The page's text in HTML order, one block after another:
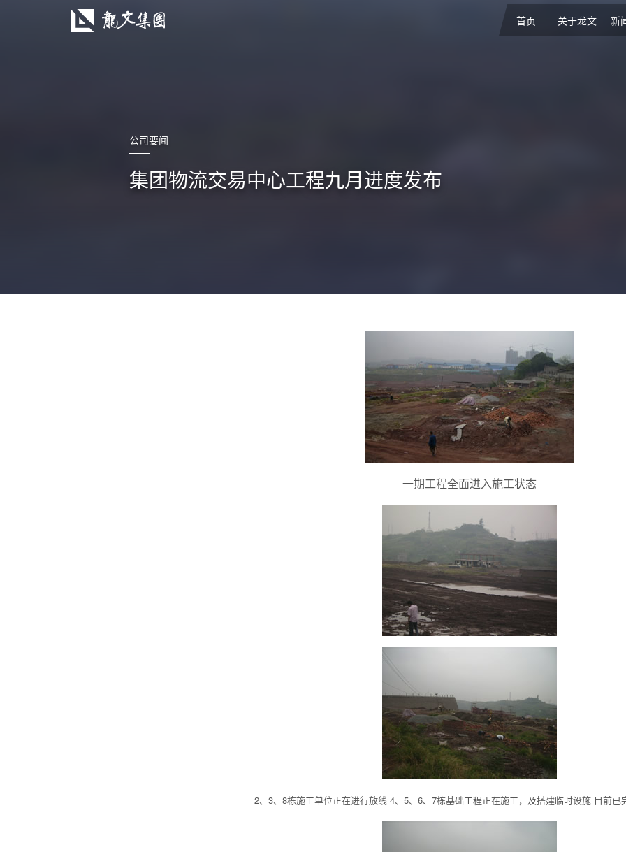
首页 关于龙文 新
公司要闻
集团物流交易中心工程九月进度发布
一期工程全面进入施工状态
2、3、8栋施工单位正在进行放线 4、5、6、7栋基础工程正在施工， 及搭建临时设施 目前已